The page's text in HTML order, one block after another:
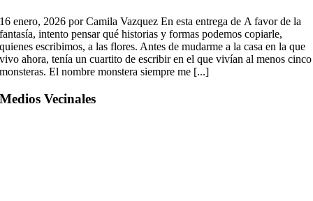
16 enero, 2026 por Camila Vazquez En esta entrega de A favor de la
fantasía, intento pensar qué historias y formas podemos copiarle,
quienes escribimos, a las flores. Antes de mudarme a la casa en la que
vivo ahora, tenía un cuartito de escribir en el que vivían al menos cinco
monsteras. El nombre monstera siempre me [...]
Medios Vecinales